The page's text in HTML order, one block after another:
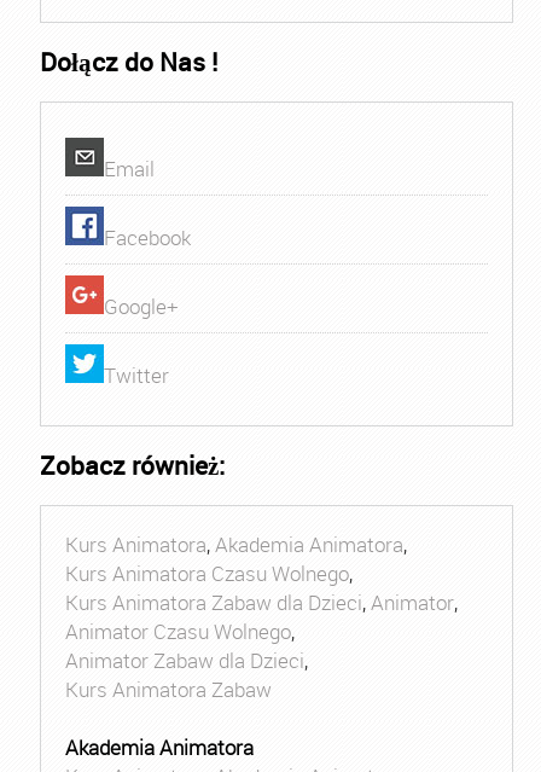
Dołącz do Nas !
Email
Facebook
Google+
Twitter
Zobacz również:
Kurs Animatora,Akademia Animatora,
Kurs Animatora Czasu Wolnego,
Kurs Animatora Zabaw dla Dzieci,Animator,
Animator Czasu Wolnego,
Animator Zabaw dla Dzieci,
Kurs Animatora Zabaw
Akademia Animatora